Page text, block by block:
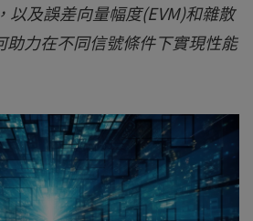
以及誤差向量幅度(EVM)和雜散
助力在不同信號條件下實現性能